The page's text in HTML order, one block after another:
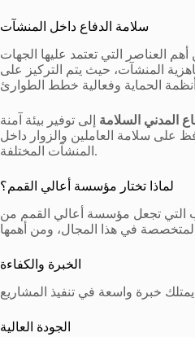
سلامة الدفاع داخل المنشآت
العناصر التي تعتمد عليها الجهات
المنشآت، حيث يتم التركيز على
المدني السلامة إلى توفير بيئة آمنة
على سلامة العاملين والزوار داخل
المنشآت المختلفة.
لماذا تختار مؤسسة أعالي القمم؟
التي تجعل مؤسسة أعالي القمم من
الخبرة والكفاءة
الجودة العالية